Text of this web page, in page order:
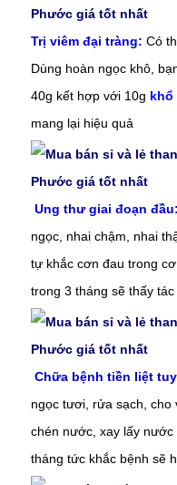
Trị viêm đại tràng: Có
Dùng hoàn ngọc khô,
40g kết hợp với 10g khổ
mang lại hiệu quả
Ung thư giai đoạn đầu:
ngọc, nhai chậm, nhai
tự khắc cơn đau trong
trong 3 tháng sẽ thấy
Chữa bệnh tiền liệt
ngọc tươi, rửa sạch, cho
chén nước, xay lấy
tháng tức khắc bệnh sẽ